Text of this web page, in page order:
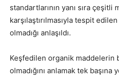
standartlarının yanı sıra
karşılaştırılmasıyla tespit
olmadığı anlaşıldı.
Keşfedilen organik maddelerin
olmadığını anlamak tek